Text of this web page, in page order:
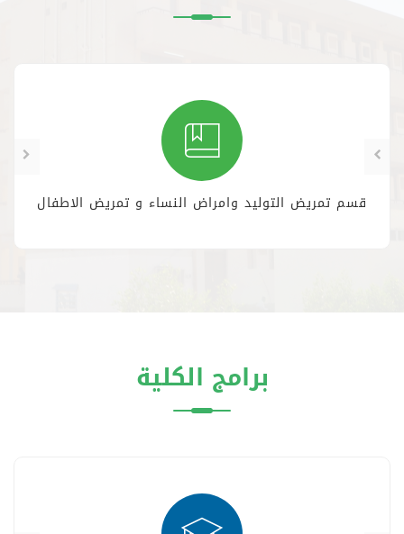
قسم تمريض التوليد وامراض النساء و تمريض الاطفال
برامج الكلية